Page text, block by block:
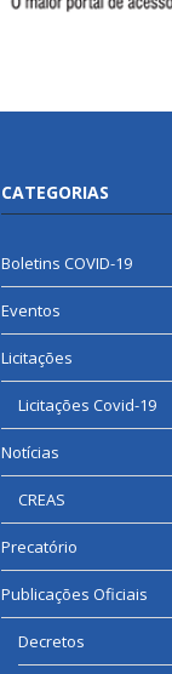
CATEGORIAS
Boletins COVID-19
Eventos
Licitações
Licitações Covid-19
Notícias
CREAS
Precatório
Publicações Oficiais
Decretos